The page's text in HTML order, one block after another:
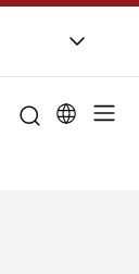
Om KU